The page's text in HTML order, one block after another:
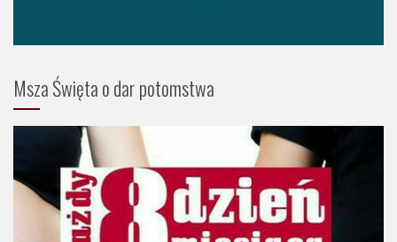
Msza Święta o dar potomstwa